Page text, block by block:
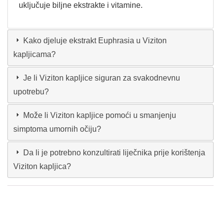
uključuje biljne ekstrakte i vitamine.
Kako djeluje ekstrakt Euphrasia u Viziton
kapljicama?
Je li Viziton kapljice siguran za svakodnevnu
upotrebu?
Može li Viziton kapljice pomoći u smanjenju
simptoma umornih očiju?
Da li je potrebno konzultirati liječnika prije korištenja
Viziton kapljica?